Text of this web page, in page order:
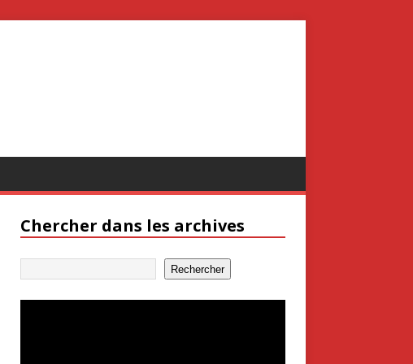
Chercher dans les archives
Rechercher